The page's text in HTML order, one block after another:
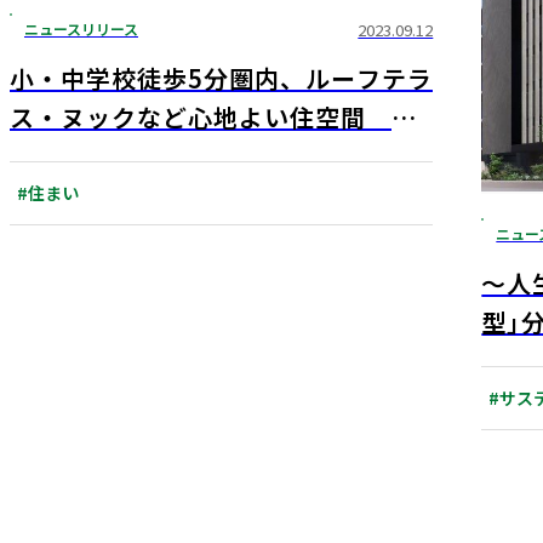
ニュースリリース 2023.09.12
小・中学校徒歩5分圏内、ルーフテラ
ス・ヌックなど心地よい住空間 新
築分譲マンション「リビオ宮崎台レジ
デンス」 『LIVIO Life
#住まい
ニュー
～人
型」
ィ文
川
#サス